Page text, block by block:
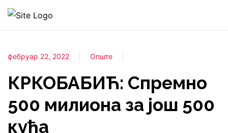
фебруар 22, 2022 Опште
КРКОБАБИЋ: Спремно
500 милиона за још 500
кућа